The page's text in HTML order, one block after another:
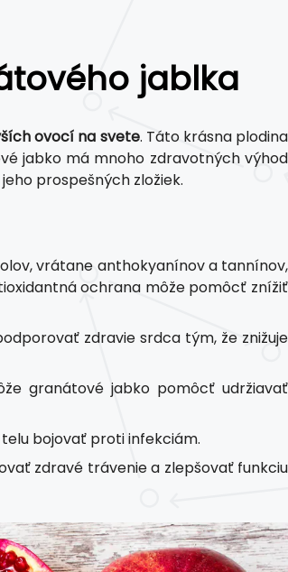
jablka
ovocí na svete. Táto krásna plodina
jabko má mnoho zdravotných výhod
prospešných zložiek.
vrátane anthokyanínov a tannínov,
ochrana môže pomôcť znížiť
zdravie srdca tým, že znižuje
granátové jabko pomôcť udržiavať
bojovať proti infekciám.
zdravé trávenie a zlepšovať funkciu